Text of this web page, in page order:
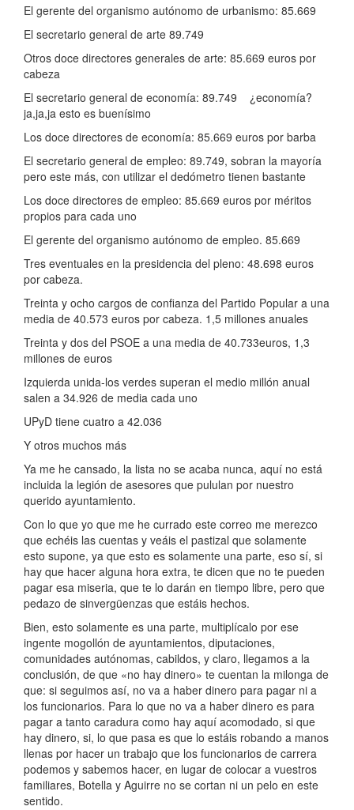
El gerente del organismo autónomo de urbanismo: 85.669
El secretario general de arte 89.749
Otros doce directores generales de arte: 85.669 euros por
cabeza
El secretario general de economía: 89.749 ¿economía?
ja,ja,ja esto es buenísimo
Los doce directores de economía: 85.669 euros por barba
El secretario general de empleo: 89.749, sobran la mayoría
pero este más, con utilizar el dedómetro tienen bastante
Los doce directores de empleo: 85.669 euros por méritos
propios para cada uno
El gerente del organismo autónomo de empleo. 85.669
Tres eventuales en la presidencia del pleno: 48.698 euros
por cabeza.
Treinta y ocho cargos de confianza del Partido Popular a una
media de 40.573 euros por cabeza. 1,5 millones anuales
Treinta y dos del PSOE a una media de 40.733euros, 1,3
millones de euros
Izquierda unida-los verdes superan el medio millón anual
salen a 34.926 de media cada uno
UPyD tiene cuatro a 42.036
Y otros muchos más
Ya me he cansado, la lista no se acaba nunca, aquí no está
incluida la legión de asesores que pululan por nuestro
querido ayuntamiento.
Con lo que yo que me he currado este correo me merezco
que echéis las cuentas y veáis el pastizal que solamente
esto supone, ya que esto es solamente una parte, eso sí, si
hay que hacer alguna hora extra, te dicen que no te pueden
pagar esa miseria, que te lo darán en tiempo libre, pero que
pedazo de sinvergüenzas que estáis hechos.
Bien, esto solamente es una parte, multiplícalo por ese
ingente mogollón de ayuntamientos, diputaciones,
comunidades autónomas, cabildos, y claro, llegamos a la
conclusión, de que «no hay dinero» te cuentan la milonga de
que: si seguimos así, no va a haber dinero para pagar ni a
los funcionarios. Para lo que no va a haber dinero es para
pagar a tanto caradura como hay aquí acomodado, si que
hay dinero, si, lo que pasa es que lo estáis robando a manos
llenas por hacer un trabajo que los funcionarios de carrera
podemos y sabemos hacer, en lugar de colocar a vuestros
familiares, Botella y Aguirre no se cortan ni un pelo en este
sentido.